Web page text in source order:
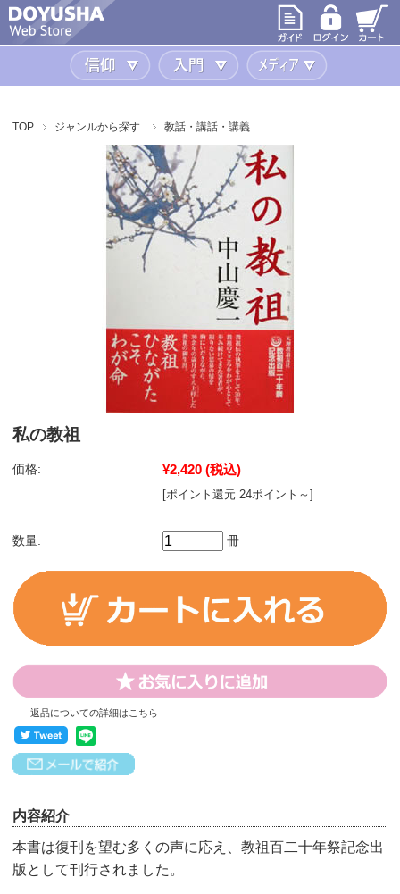
信仰 入門
TOP ジャンルから探す 教話・講話・講義
私の教祖
価格: ¥2,420 (税込)
[ポイント還元 24ポイント～]
数量: 冊
返品についての詳細はこちら
内容紹介
本書は復刊を望む多くの声に応え、教祖百二十年祭記念出
版として刊行されました。